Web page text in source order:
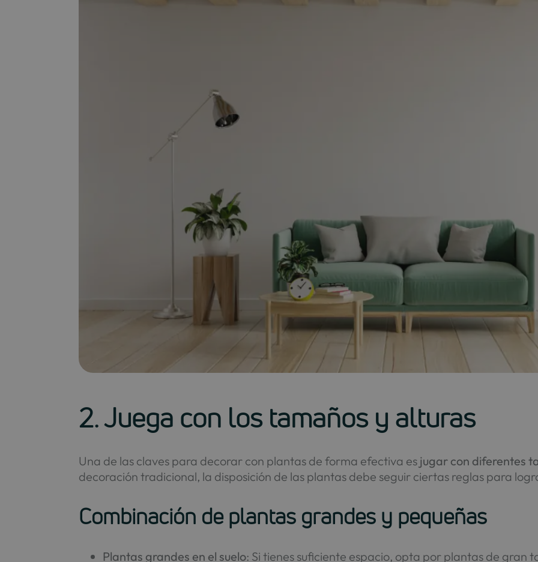
2. Juega con los tamaños y alturas
Una de las claves para decorar con plantas de forma efectiva es jugar con diferentes
decoración tradicional, la disposición de las plantas debe seguir ciertas reglas para
Combinación de plantas grandes y pequeñas
Plantas grandes en el suelo: Si tienes suficiente espacio, opta por plantas de gran